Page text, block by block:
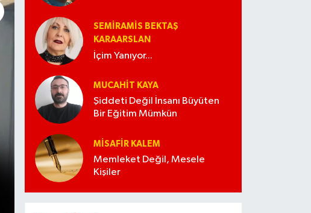
SEMIRAMIS BEKTAŞ
KARAARSLAN
İçim Yanıyor...
MUCAHIT KAYA
Şiddeti Değil İnsanı Büyüten
Bir Eğitim Mümkün
MISAFIR KALEM
Memleket Değil, Mesele
Kişiler